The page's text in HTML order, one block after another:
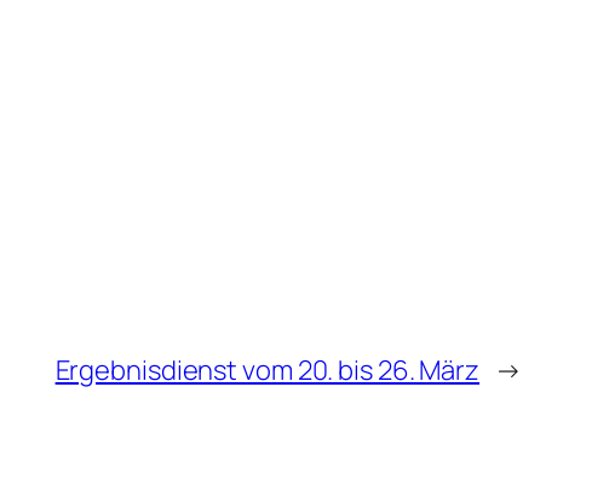
Ergebnisdienst vom 20. bis 26. März →